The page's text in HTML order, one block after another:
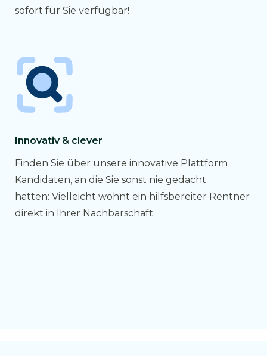
sofort für Sie verfügbar!
Innovativ & clever
Finden Sie über unsere innovative Plattform
Kandidaten, an die Sie sonst nie gedacht
hätten: Vielleicht wohnt ein hilfsbereiter Rentner
direkt in Ihrer Nachbarschaft.